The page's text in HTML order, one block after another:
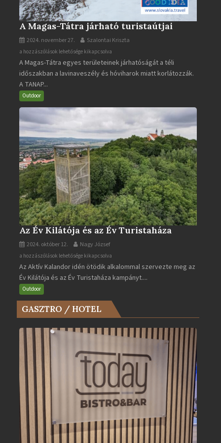
A Magas-Tátra járható turistaútjai
2024. november 27. Szalontai Kriszta
A
Magas-
Tátra
járható
turistaútjai
a hozzászólások lehetősége kikapcsolva
A Magas-Tátra egyes területeinek járhatóságát a téli
időszakban a lavinaveszély és hóviharok miatt korlátozzák.
A TANAP...
Outdoor
Az Év Kilátója és az Év Turistaháza
2024. október 12. Nagy József
Az
Év
Kilátója
és
az
Év
bejegyzéshez
a hozzászólások lehetősége kikapcsolva
Az Aktív Kalandor idén ötödik alkalommal szervezte meg az
Év Kilátója és az Év Turistaháza kampányt....
Outdoor
GASZTRO / HOTEL